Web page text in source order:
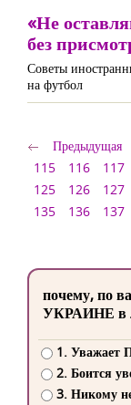
«Не
без
Советы
на футбол
Предыдущая
115
116 117
125
126 127
135
136 137
почему, по
УКРАИНЕ в
1. Уважает
2. Боится
3. Никому